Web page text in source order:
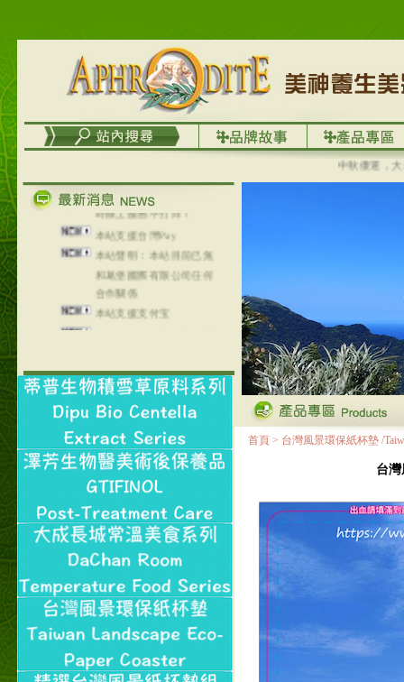
中秋優選，大成
在外租屋者、居住處無管
理員、不方便在工作地點
取件者，歡迎多多使用
【郵局i郵箱】的服務喔～
【i郵箱】設立的地點，請
進入內頁連結～
成功加入
時線上服務不打烊！
本站支援台灣Pay
本站聲明：本站目前已無
和葛堡國際有限公司任何
合作關係
本站支援支付宝
2017年1月1日起，中国大
首頁 > 台灣風景環保紙杯墊 /
台灣